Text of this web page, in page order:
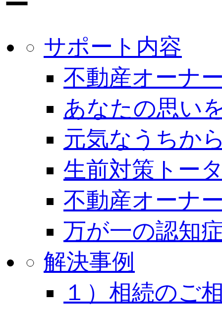
サポート内容
不動産オーナ
あなたの思い
元気なうちか
生前対策トー
不動産オーナ
万が一の認知
解決事例
１）相続のご